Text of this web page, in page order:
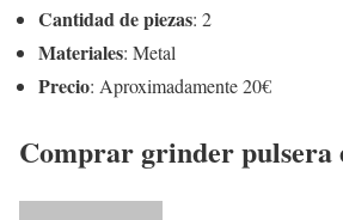
Cantidad de piezas: 2
Materiales: Metal
Precio: Aproximadamente 20€
Comprar grinder pulsera